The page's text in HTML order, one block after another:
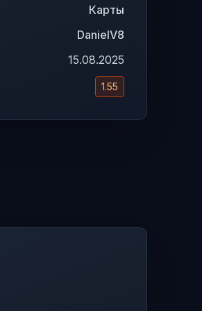
Карты
DanielV8
15.08.2025
1.55